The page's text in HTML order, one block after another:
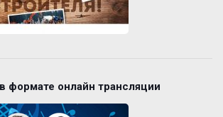
формате онлайн трансляции